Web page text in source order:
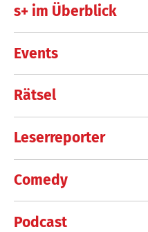
s+ im Überblick
Events
Rätsel
Leserreporter
Comedy
Podcast